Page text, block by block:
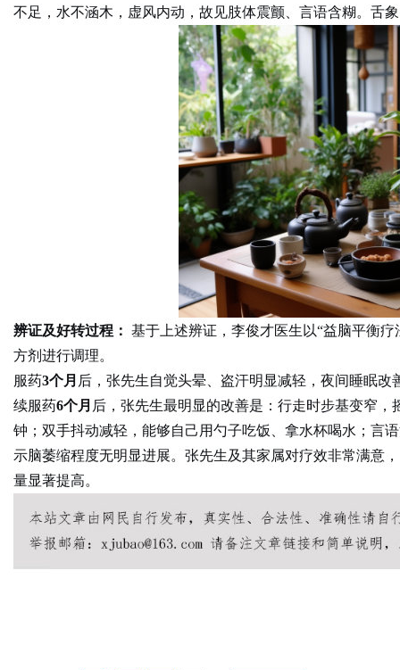
不足，水不涵木，虚风内动，故见肢体震颤、言语含糊。舌
辨证及好转过程： 基于上述辨证，李俊才医生以“益脑平衡疗
方剂进行调理。
服药3个月 后，张先生自觉头晕、盗汗明显减轻，夜间睡眠
续服药6个月 后，张先生最明显的改善是：行走时步基变窄
钟；双手抖动减轻，能够自己用勺子吃饭、拿水杯喝水；言
示脑萎缩程度无明显进展。张先生及其家属对疗效非常满意
量显著提高。